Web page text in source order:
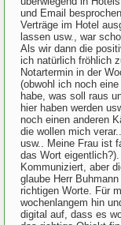
und Email
Verträge im Hotel
lassen usw., war
Als wir dann die
ich natürlich fröhlich
Notartermin in der
(obwohl ich noch
habe, was soll raus
hier haben werden
noch einen anderen
die wollen mich
usw.. Meine Frau ist
das Wort
Kommuniziert, aber
glaube Herr
richtigen Worte. Für
wochenlangem hin
digital auf, dass es